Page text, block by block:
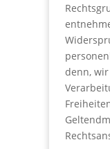
denn,